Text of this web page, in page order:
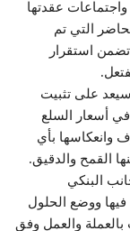
عقدتها
التي تم
تضمن استقرار
على تثبيت
أسعار السلع
وانعكاسها بأي
القمح والدقيق.
البنكي
ووضع الحلول
والعمل وفق